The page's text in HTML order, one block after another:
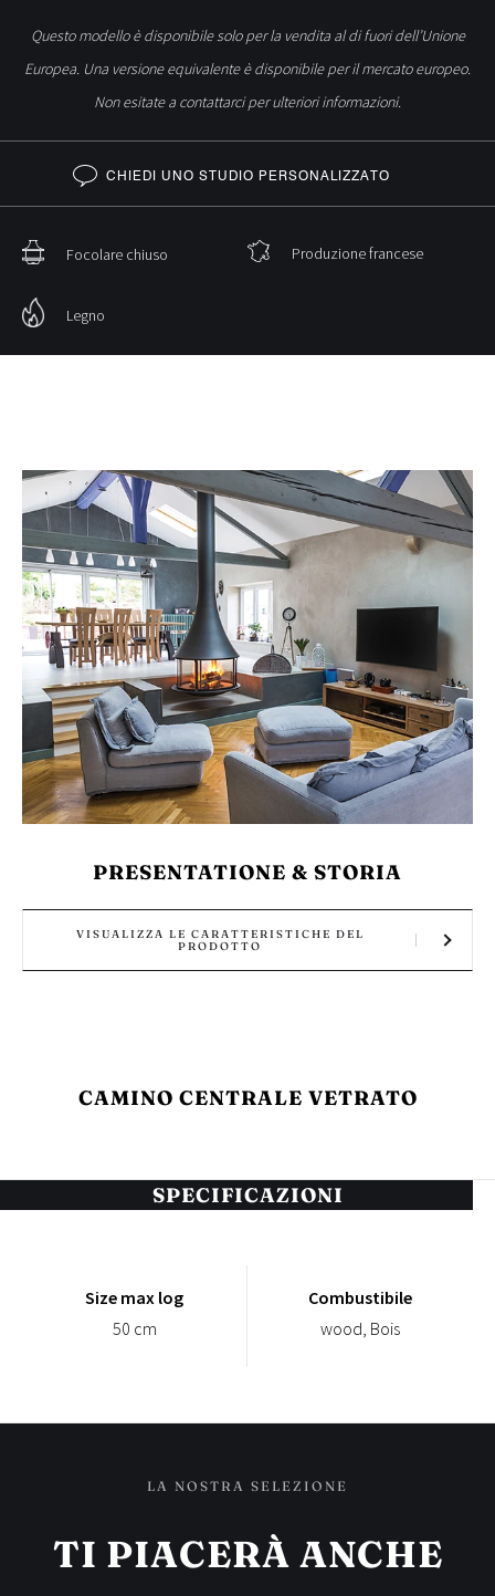
Questo modello è disponibile solo per la vendita al di fuori dell’Unione
Europea. Una versione equivalente è disponibile per il mercato europeo.
Non esitate a contattarci per ulteriori informazioni.
CHIEDI UNO STUDIO PERSONALIZZATO
Focolare chiuso Produzione francese
Legno
PRESENTATIONE & STORIA
VISUALIZZA LE CARATTERISTICHE DEL
PRODOTTO
CAMINO CENTRALE VETRATO
SPECIFICAZIONI
Size max log
50 cm
Combustibile
wood, Bois
LA NOSTRA SELEZIONE
TI PIACERÀ ANCHE